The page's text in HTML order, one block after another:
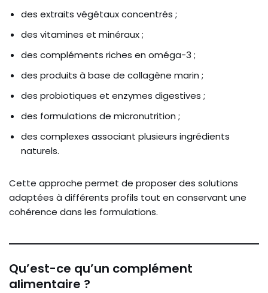
des extraits végétaux concentrés ;
des vitamines et minéraux ;
des compléments riches en oméga-3 ;
des produits à base de collagène marin ;
des probiotiques et enzymes digestives ;
des formulations de micronutrition ;
des complexes associant plusieurs ingrédients
naturels.
Cette approche permet de proposer des solutions
adaptées à différents profils tout en conservant une
cohérence dans les formulations.
Qu’est-ce qu’un complément
alimentaire ?